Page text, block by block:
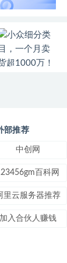
部推荐
中创网
百科网
里云服务器推荐
加入合伙人赚钱